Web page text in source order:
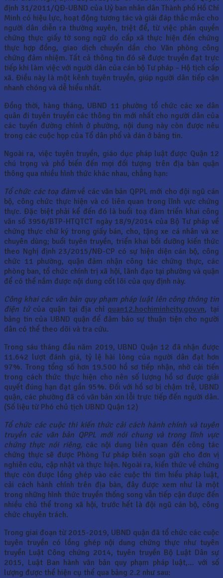
định 31/2011/QĐ-UBND của Uỷ ban nhân dân Thành phố Hồ Chí
Minh có hiệu lực, hoạt động tương tác và giải đáp thắc mắc cho
người dân diễn ra thường xuyên, triệt để, từ việc phân quyền
chứng thực giấy tờ song ngữ do cấp xã thực hiện đến chứng
thực hợp đồng, giao dịch chuyển dần cho Văn phòng công
chứng đảm nhiệm. Tất cả thông tin đó sẽ được truyền đạt trực
tiếp khi làm việc với người dân của cán bộ Tư pháp – Hộ tịch cấp
xã. Điều này là một kênh tuyên truyền, giúp người dân tiếp cận
nhanh chóng và dễ hiểu nhất.
Đồng thời, hàng tháng, UBND 11 phường tổ chức các xe dân
quân đi tuyên truyền các thông tin mới nhất cho người dân của
các tuyến đường chính ở phường, nội dung này còn được nêu
trong các cuộc họp của Tổ dân phố và dán ở bảng tin.
Ngoài ra, việc tuyên truyền, giáo dục pháp luật được Quận 12
chú trọng và phổ biến đến mọi đối tượng trên địa bàn quận
thông qua nhiều hình thức khác nhau, chẳng hạn:
Tổ chức các toạ đàmvề các văn bản QPPL mới cho đội ngũ cán
bộ, công chức thực hiện và có liên quan trong lĩnh vực chứng
thực. Đặc biệt phải kể đến đó là buổi toạ đàm triển khai công
văn số 3956/BTP-HTQTCT ngày 18/9/2014 của Bộ Tư pháp về
chứng thực chữ ký trong giấy bán, cho, tặng xe cá nhân và xe
chuyên dùng; buổi tuyên truyền, triển khai bồi dưỡng kiến thức
theo Nghị định 23/2015/NĐ-CP có sự hiện diện cán bộ, công
chức 11 phường, quận đảm nhận công tác chứng thực, các
phòng ban, tổ chức chính trị xã hội, lãnh đạo tại phường và quận
để có thể nắm được nội dung cốt lõi của quy định này.
Công khai các văn bản quy phạm pháp luật lên công thông tin
điện tửcủa quận tại địa chỉ quan12.hochiminhcity.gov.vn, tại
bảng tin của UBND quận để đảm bảo sự thuận tiện cho người
dân có thể theo dõi và tra cứu.
Trong sáu tháng đầu năm 2019, UBND Quận 12 đã nhận được
11.642 lượt đánh giá, tỷ lệ hài lòng của người dân đạt hơn
97%. Trong tổng số hơn 19.500 hồ sơ tiếp nhận, nhờ cải tiến
trong cách thức thực hiện cho nên số lượng hồ sơ được giải
quyết đúng hạn đạt gần 95%. Đối với hồ sơ bị chậm trễ, UBND
quận, các phường đã có văn bản xin lỗi trực tiếp đến người dân.
(Số liệu từ Phó chủ tịch UBND Quận 12)
Tổ chức các cuộc thi kiến thức cải cách hành chính và tuyên
truyền các văn bản QPPL mới nói chung và trong lĩnh vực
chứng thực nói riêng,các nội dung liên quan đến công tác
chứng thực sẽ được Phòng Tư pháp biên soạn gửi cho đơn vị
nghiên cứu, cập nhật và thực hiện. Ngoài ra, kiến thức về chứng
thực còn được lồng ghép vào các cuộc thi tìm hiểu pháp luật,
cải cách hành chính trên địa bàn, đây được xem như là một
trong những hình thức truyền thống song vẫn tiếp cận được đến
nhiều chủ thể trong xã hội, trước hết là đội ngũ cán bộ, công
chức chuyên trách.
Trong giai đoạn từ 2015-2019, UBND quận đã tổ chức các cuộc
tuyên truyền có lồng ghép nội dung chứng thực như tuyên
truyền Luật Công chứng 2014, tuyên truyền Bộ Luật Dân sự
2015, Luật Ban hành văn bản quy phạm pháp luật,… với số
lượng được thể hiện cụ thể qua bảng 2.2 như sau: